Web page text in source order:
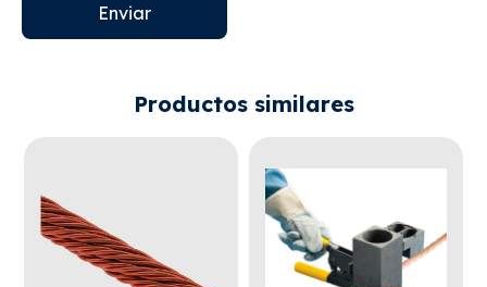
Enviar
Productos similares